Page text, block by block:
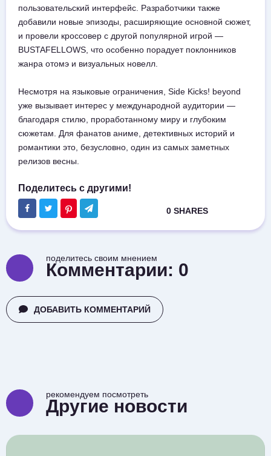
пользовательский интерфейс. Разработчики также
добавили новые эпизоды, расширяющие основной сюжет,
и провели кроссовер с другой популярной игрой —
BUSTAFELLOWS, что особенно порадует поклонников
жанра отомэ и визуальных новелл.
Несмотря на языковые ограничения, Side Kicks! beyond
уже вызывает интерес у международной аудитории —
благодаря стилю, проработанному миру и глубоким
сюжетам. Для фанатов аниме, детективных историй и
романтики это, безусловно, один из самых заметных
релизов весны.
поделитесь своим мнением
Комментарии: 0
ДОБАВИТЬ КОММЕНТАРИЙ
рекомендуем посмотреть
Другие новости